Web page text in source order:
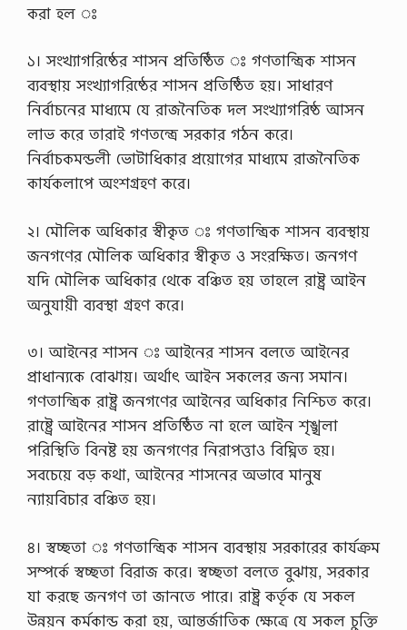
প্র
d
f
০
২
l
করা হল ঃ
১। সংখ্যাগরিষ্ঠের শাসন প্রতিষ্ঠিত ঃ গণতান্ত্রিক শাসন
ব্যবস্থায় সংখ্যাগরিষ্ঠের শাসন প্রতিষ্ঠিত হয়। সাধারণ
নির্বাচনের মাধ্যমে যে রাজনৈতিক দল সংখ্যাগরিষ্ঠ আসন
লাভ করে তারাই গণতন্ত্রে সরকার গঠন করে।
নির্বাচকমন্ডলী ভোটাধিকার প্রয়োগের মাধ্যমে রাজনৈতিক
কার্যকলাপে অংশগ্রহণ করে।
২। মৌলিক অধিকার স্বীকৃত ঃ গণতান্ত্রিক শাসন ব্যবস্থায়
জনগণের মৌলিক অধিকার স্বীকৃত ও সংরক্ষিত। জনগণ
যদি মৌলিক অধিকার থেকে বঞ্চিত হয় তাহলে রাষ্ট্র আইন
অনুযায়ী ব্যবস্থা গ্রহণ করে।
৩। আইনের শাসন ঃ আইনের শাসন বলতে আইনের
প্রাধান্যকে বোঝায়। অর্থাৎ আইন সকলের জন্য সমান।
গণতান্ত্রিক রাষ্ট্র জনগণের আইনের অধিকার নিশ্চিত করে।
রাষ্ট্রে আইনের শাসন প্রতিষ্ঠিত না হলে আইন শৃঙ্খলা
পরিস্থিতি বিনষ্ট হয় জনগণের নিরাপত্তাও বিঘ্নিত হয়।
সবচেয়ে বড় কথা, আইনের শাসনের অভাবে মানুষ
ন্যায়বিচার বঞ্চিত হয়।
৪। স্বচ্ছতা ঃ গণতান্ত্রিক শাসন ব্যবস্থায় সরকারের কার্যক্রম
সম্পর্কে স্বচ্ছতা বিরাজ করে। স্বচ্ছতা বলতে বুঝায়, সরকার
যা করছে জনগণ তা জানতে পারে। রাষ্ট্র কর্তৃক যে সকল
উন্নয়ন কর্মকান্ড করা হয়, আন্তর্জাতিক ক্ষেত্রে যে সকল চুক্তি